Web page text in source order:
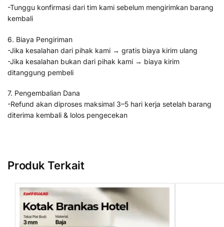
-Tunggu konfirmasi dari tim kami sebelum mengirimkan barang
kembali
6. Biaya Pengiriman
-Jika kesalahan dari pihak kami → gratis biaya kirim ulang
-Jika kesalahan bukan dari pihak kami → biaya kirim
ditanggung pembeli
7. Pengembalian Dana
-Refund akan diproses maksimal 3–5 hari kerja setelah barang
diterima kembali & lolos pengecekan
Produk Terkait